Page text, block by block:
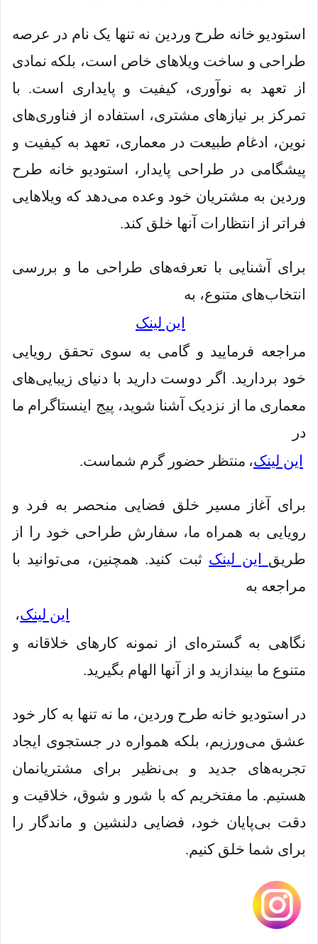
استودیو خانه طرح وردین نه تنها یک نام در عرصه
طراحی و ساخت ویلاهای خاص است، بلکه نمادی
از تعهد به نوآوری، کیفیت و پایداری است. با
تمرکز بر نیازهای مشتری، استفاده از فناوری‌های
نوین، ادغام طبیعت در معماری، تعهد به کیفیت و
پیشگامی در طراحی پایدار، استودیو خانه طرح
وردین به مشتریان خود وعده می‌دهد که ویلاهایی
فراتر از انتظارات آنها خلق کند.
برای آشنایی با تعرفه‌های طراحی ما و بررسی
انتخاب‌های متنوع، به
این لینک
مراجعه فرمایید و گامی به سوی تحقق رویایی
خود بردارید. اگر دوست دارید با دنیای زیبایی‌های
معماری ما از نزدیک آشنا شوید، پیج اینستاگرام ما
در
این لینک، منتظر حضور گرم شماست.
برای آغاز مسیر خلق فضایی منحصر به فرد و
رویایی به همراه ما، سفارش طراحی خود را از
طریق
این لینک ثبت کنید. همچنین، می‌توانید با
مراجعه به
این لینک،
نگاهی به گستره‌ای از نمونه کارهای خلاقانه و
متنوع ما بیندازید و از آنها الهام بگیرید.
در استودیو خانه طرح وردین، ما نه تنها به کار خود
عشق می‌ورزیم، بلکه همواره در جستجوی ایجاد
تجربه‌های جدید و بی‌نظیر برای مشتریانمان
هستیم. ما مفتخریم که با شور و شوق، خلاقیت و
دقت بی‌پایان خود، فضایی دلنشین و ماندگار را
برای شما خلق کنیم.